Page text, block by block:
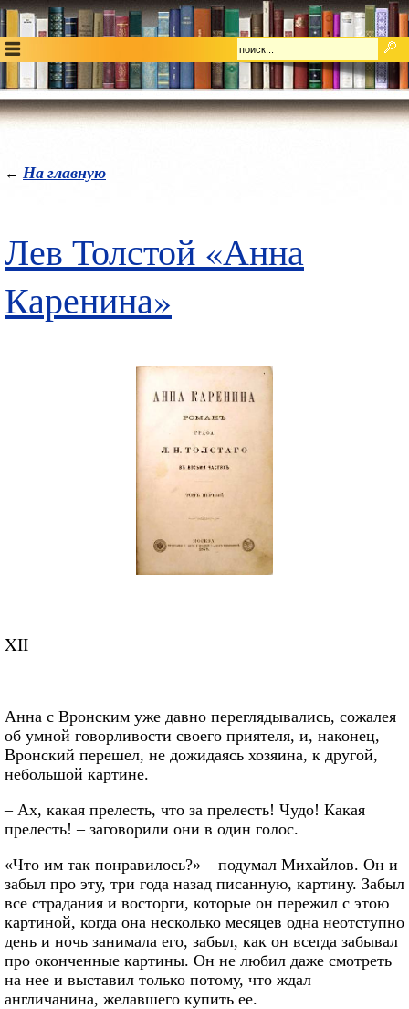
← На главную
Лев Толстой «Анна
Каренина»
XII
Анна с Вронским уже давно переглядывались, сожалея
об умной говорливости своего приятеля, и, наконец,
Вронский перешел, не дожидаясь хозяина, к другой,
небольшой картине.
– Ах, какая прелесть, что за прелесть! Чудо! Какая
прелесть! – заговорили они в один голос.
«Что им так понравилось?» – подумал Михайлов. Он и
забыл про эту, три года назад писанную, картину. Забыл
все страдания и восторги, которые он пережил с этою
картиной, когда она несколько месяцев одна неотступно
день и ночь занимала его, забыл, как он всегда забывал
про оконченные картины. Он не любил даже смотреть
на нее и выставил только потому, что ждал
англичанина, желавшего купить ее.